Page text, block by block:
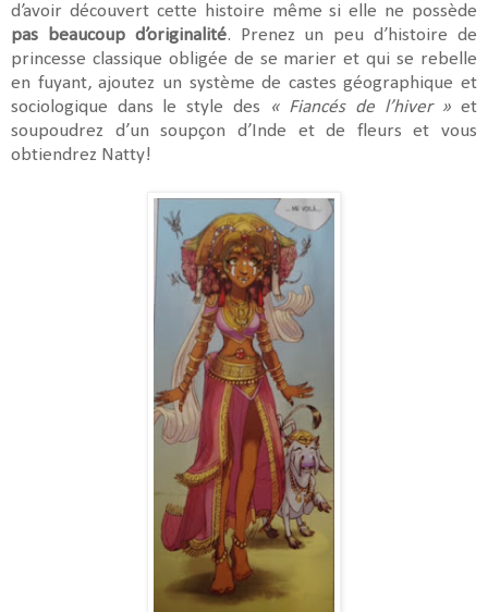
d’avoir découvert cette histoire même si elle ne possède
pas beaucoup d’originalité. Prenez un peu d’histoire de
princesse classique obligée de se marier et qui se rebelle
en fuyant, ajoutez un système de castes géographique et
sociologique dans le style des
« Fiancés de l’hiver » et
soupoudrez d’un soupçon d’Inde et de fleurs et vous
obtiendrez Natty!